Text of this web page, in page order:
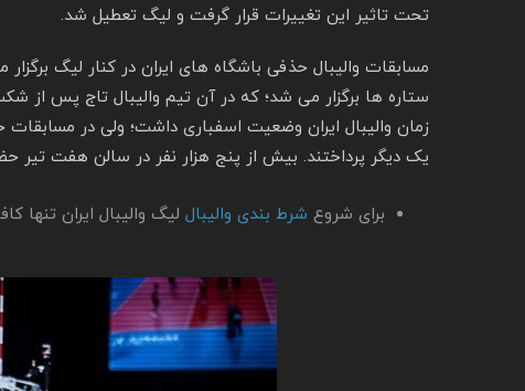
تحت تاثیر این تغییرات قرار گرفت و لیگ تعطیل شد.
ستاره ها برگزار می شد؛ که در آن تیم والیبال تاج پس از
زمان والیبال ایران وضعیت اسفباری داشت؛ ولی در
یک دیگر پرداختند. بیش از پنج هزار نفر در سالن هفت تیر
برای شروع شرط بندی والیبال لیگ والیبال ایران